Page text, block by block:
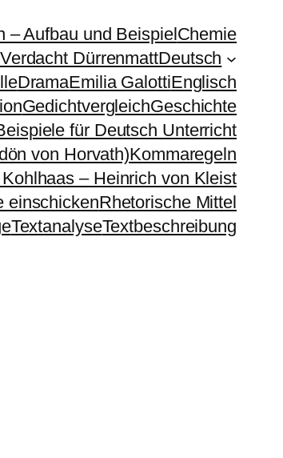
– Aufbau und BeispielChemie
DürrenmattDeutsch
DramaEmilia GalottiEnglisch
GedichtvergleichGeschichte
für Deutsch Unterricht
von Horvath)Kommaregeln
– Heinrich von Kleist
einschickenRhetorische Mittel
TextanalyseTextbeschreibung